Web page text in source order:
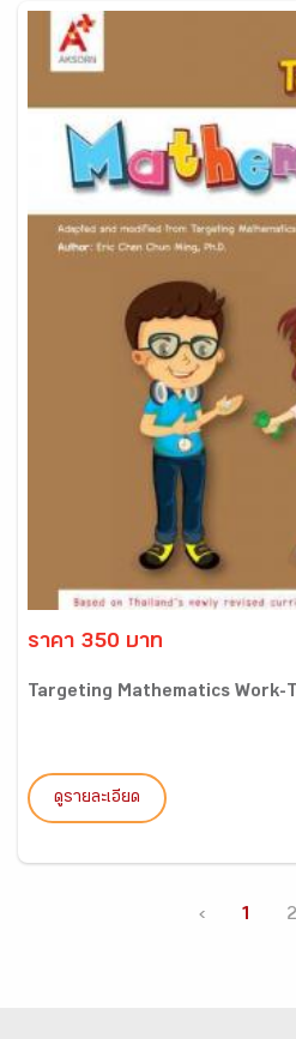
ราคา 350 บาท
Targeting Mathematics Work-
ดูรายละเอียด
‹ 1 2